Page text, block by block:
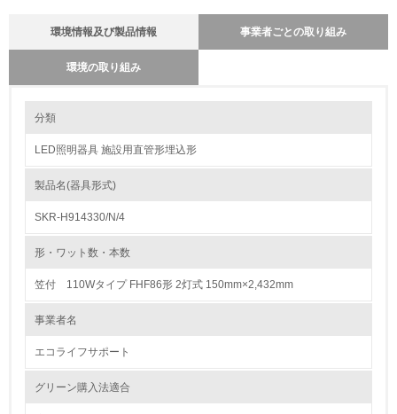
環境情報及び製品情報 事業者ごとの取り組み
環境の取り組み
1.環境取り組み体制
分類
LED照明器具 施設用直管形埋込形
製品名(器具形式)
SKR-H914330/N/4
形・ワット数・本数
笠付 110Wタイプ FHF86形 2灯式 150mm×2,432mm
事業者名
エコライフサポート
グリーン購入法適合